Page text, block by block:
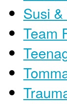
Susi
Team